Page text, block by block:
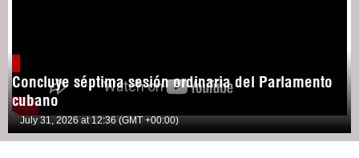
Concluye séptima sesión ordinaria del Parlamento
cubano
July 31, 2026 at 12:36 (GMT +00:00)